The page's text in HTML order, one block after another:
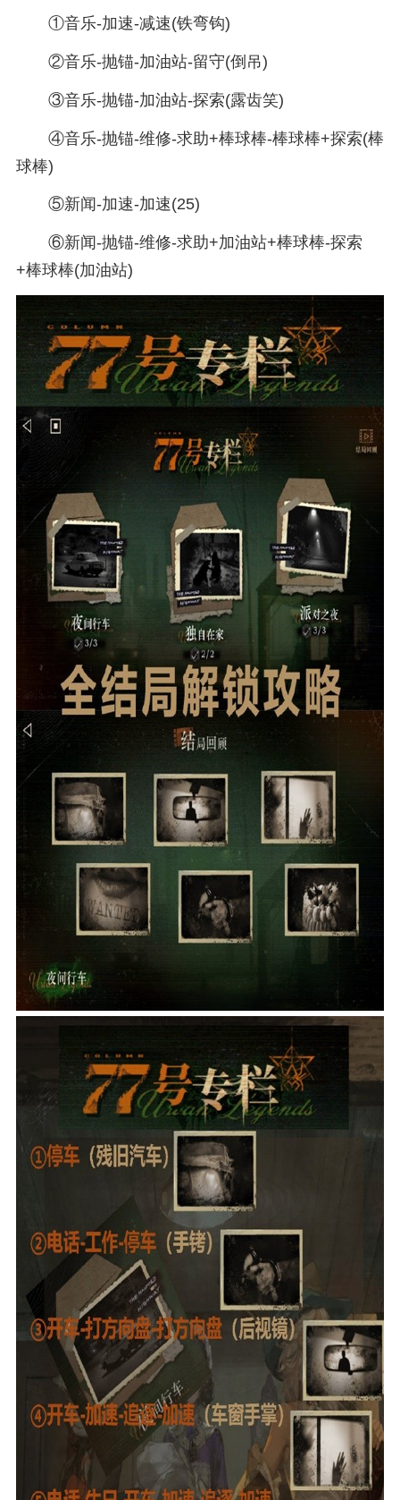
①音乐-加速-减速(铁弯钩)
②音乐-抛锚-加油站-留守(倒吊)
③音乐-抛锚-加油站-探索(露齿笑)
④音乐-抛锚-维修-求助+棒球棒-棒球棒+探索(棒
球棒)
⑤新闻-加速-加速(25)
⑥新闻-抛锚-维修-求助+加油站+棒球棒-探索
+棒球棒(加油站)